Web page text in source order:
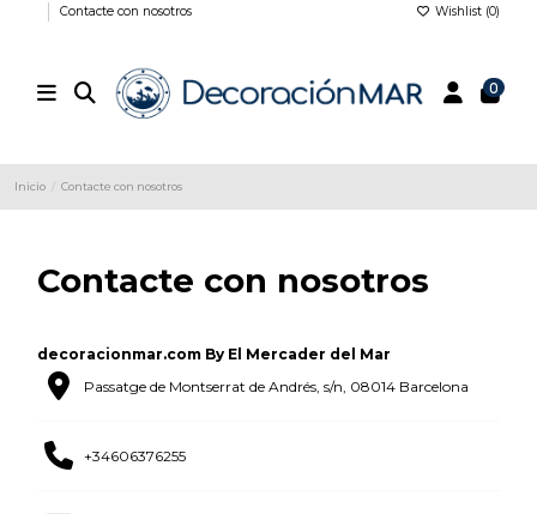
Contacte con nosotros Wishlist (0)
0
Inicio Contacte con nosotros
Contacte con nosotros
decoracionmar.com By El Mercader del Mar
Passatge de Montserrat de Andrés, s/n, 08014 Barcelona
+34606376255